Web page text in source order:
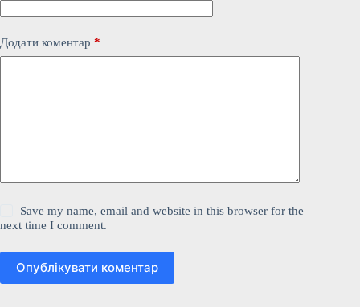
Додати коментар *
Save my name, email and website in this browser for the
next time I comment.
Опублікувати коментар